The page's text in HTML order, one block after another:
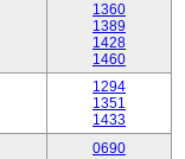
1360
1389
1428
1460
1294
1351
1433
0690